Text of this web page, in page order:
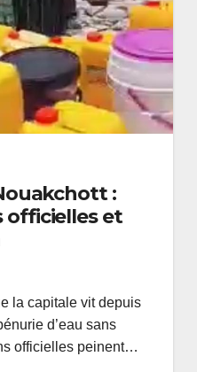
:
officielles et
la capitale vit depuis
d’eau sans
officielles peinent…